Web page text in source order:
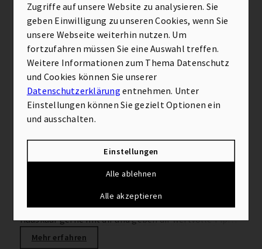
Leben vieler Menschen, der Sicherheit, Stabilität und
die Verwirklichung eines langgehegten Traums
bedeutet. Als Makler teilen wir unsere Erfahrung beim
Hauskauf gerne mit dir und geben dir wertvolle Tipps
für die Finanzierung.
Mehr erfahren
Zugriffe auf unsere Website zu analysieren. Sie
geben Einwilligung zu unseren Cookies, wenn Sie
unsere Webseite weiterhin nutzen. Um
fortzufahren müssen Sie eine Auswahl treffen.
Weitere Informationen zum Thema Datenschutz
und Cookies können Sie unserer
Datenschutzerklärung entnehmen. Unter
Einstellungen können Sie gezielt Optionen ein
und ausschalten.
Einstellungen
Alle ablehnen
Alle akzeptieren